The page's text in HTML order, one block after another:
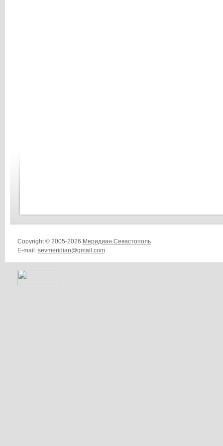
Copyright © 2005-2026 Меридиан Севастополь
E-mail: sevmeridian@gmail.com